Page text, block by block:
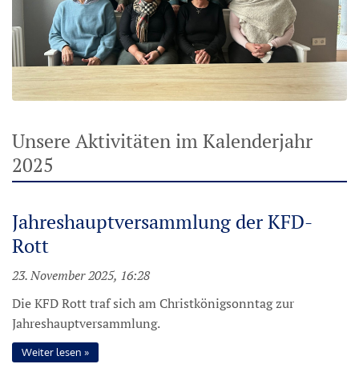
Unsere Aktivitäten im Kalenderjahr
2025
Jahreshauptversammlung der KFD-
Rott
23. November 2025, 16:28
Die KFD Rott traf sich am Christkönigsonntag zur
Jahreshauptversammlung.
Weiter lesen